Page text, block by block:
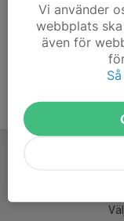
Vi använder
webbplats
även för